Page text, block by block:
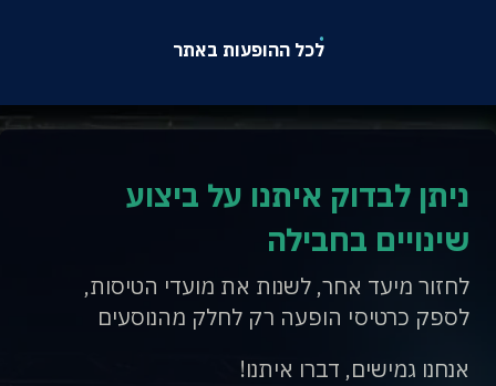
לכל ההופעות באתר
ניתן לבדוק איתנו על ביצוע
שינויים בחבילה
לחזור מיעד אחר, לשנות את מועדי הטיסות,
לספק כרטיסי הופעה רק לחלק מהנוסעים
אנחנו גמישים, דברו איתנו!